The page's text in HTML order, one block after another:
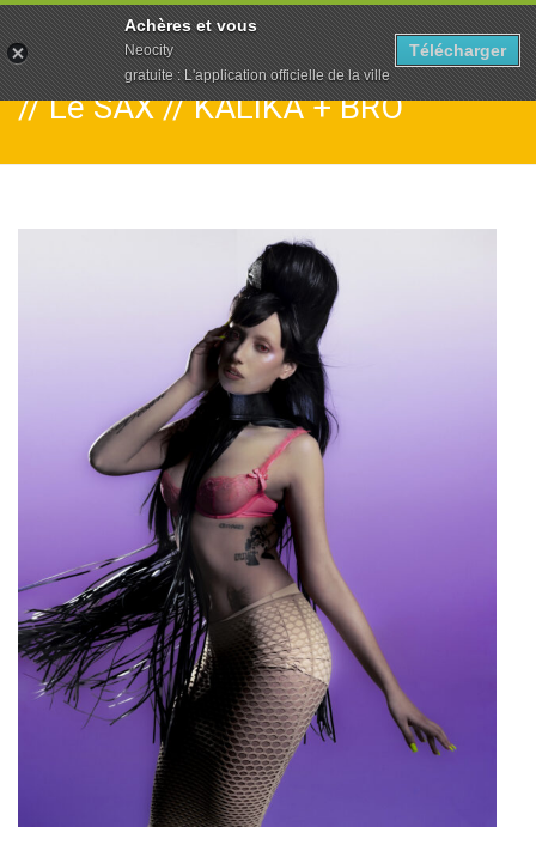
// Le SAX // KALIKA + BRÖ
Achères et vous
Neocity
gratuite : L'application officielle de la ville
Télécharger